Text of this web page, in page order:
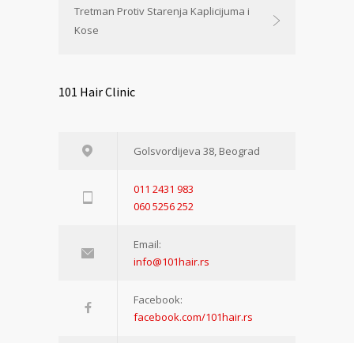
Tretman Protiv Starenja Kaplicijuma i
Kose
101 Hair Clinic
Golsvordijeva 38, Beograd
011 2431 983
060 5256 252
Email:
info@101hair.rs
Facebook:
facebook.com/101hair.rs